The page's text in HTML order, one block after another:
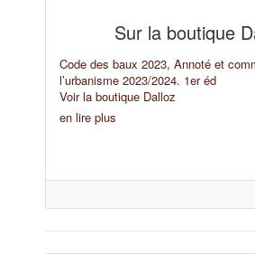
Sur la boutique
Code des baux 2023, Annoté et
l’urbanisme 2023/2024. 1er éd
Voir la boutique Dalloz
en lire plus